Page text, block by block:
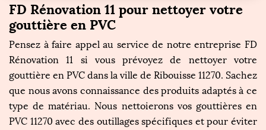
FD Rénovation 11 pour nettoyer votre
gouttière en PVC
Pensez à faire appel au service de notre entreprise FD
Rénovation 11 si vous prévoyez de nettoyer votre
gouttière en PVC dans la ville de Ribouisse 11270. Sachez
que nous avons connaissance des produits adaptés à ce
type de matériau. Nous nettoierons vos gouttières en
PVC 11270 avec des outillages spécifiques et pour éviter